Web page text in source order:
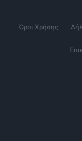
Όροι Χρήσης